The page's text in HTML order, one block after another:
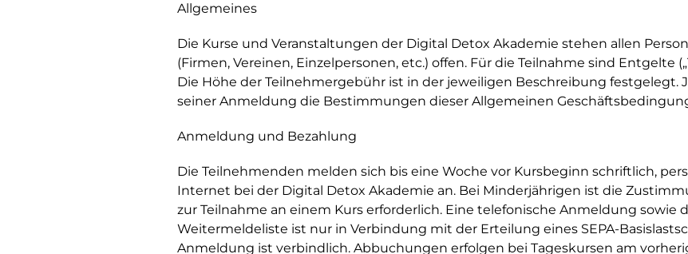
Allgemeines
Die Kurse und Veranstaltungen der Digital Detox Akademie stehen allen
(Firmen, Vereinen, Einzelpersonen, etc.) offen. Für die Teilnahme sind Entgelte
Die Höhe der Teilnehmergebühr ist in der jeweiligen Beschreibung festgelegt.
seiner Anmeldung die Bestimmungen dieser Allgemeinen
Anmeldung und Bezahlung
Die Teilnehmenden melden sich bis eine Woche vor Kursbeginn schriftlich,
Internet bei der Digital Detox Akademie an. Bei Minderjährigen ist die
zur Teilnahme an einem Kurs erforderlich. Eine telefonische Anmeldung
Weitermeldeliste ist nur in Verbindung mit der Erteilung eines SEPA-
Anmeldung ist verbindlich. Abbuchungen erfolgen bei Tageskursen am